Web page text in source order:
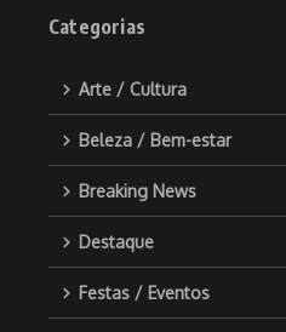
Categorias
Arte / Cultura
Beleza / Bem-estar
Breaking News
Destaque
Festas / Eventos